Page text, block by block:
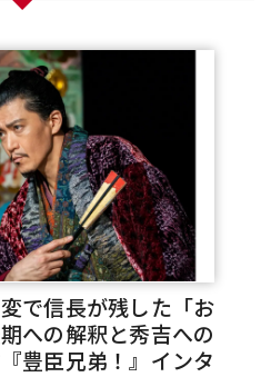
で信長が残した「お
への解釈と秀吉への
豊臣兄弟！』インタ